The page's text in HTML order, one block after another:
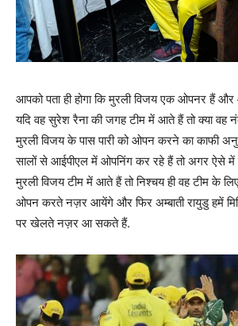
आपको पता ही होगा कि मुरली विजय एक ओपनर हैं और
यदि वह सुरेश रैना की जगह टीम में आते हैं तो क्या वह
मुरली विजय के पास पारी को ओपन करने का काफी
सालों से आईपीएल में ओपनिंग कर रहे हैं तो अगर ऐसे
मुरली विजय टीम में आते हैं तो निश्चय ही वह टीम के
ओपन करते नज़र आयेंगे और फिर अम्बाती रायुडु हमें
पर खेलते नज़र आ सकते हैं.